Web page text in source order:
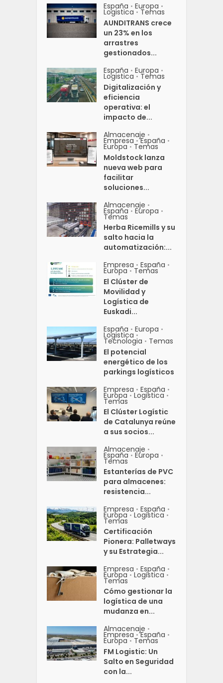
España • Europa •
Logistica • Temas
AUNDITRANS crece
un 23% en los
arrastres
gestionados...
España • Europa •
Logistica • Temas
Digitalización y
eficiencia
operativa: el
impacto de...
Almacenaje •
Empresa • España •
Europa • Temas
Moldstock lanza
nueva web para
facilitar
soluciones...
Almacenaje •
España • Europa •
Temas
Herba Ricemills y su
salto hacia la
automatización:...
Empresa • España •
Europa • Temas
El Clúster de
Movilidad y
Logística de
Euskadi...
España • Europa •
Logistica •
Tecnologia • Temas
El potencial
energético de los
parkings logísticos
Empresa • España •
Europa • Logistica •
Temas
El Clúster Logístic
de Catalunya reúne
a sus socios...
Almacenaje •
España • Europa •
Temas
Estanterías de PVC
para almacenes:
resistencia...
Empresa • España •
Europa • Logistica •
Temas
Certificación
Pionera: Palletways
y su Estrategia...
Empresa • España •
Europa • Logistica •
Temas
Cómo gestionar la
logística de una
mudanza en...
Almacenaje •
Empresa • España •
Europa • Temas
FM Logistic: Un
Salto en Seguridad
con la...